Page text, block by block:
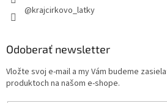
@krajcirkovo_latky
Odoberať newsletter
Vložte svoj e-mail a my Vám budeme
produktoch na našom e-shope.